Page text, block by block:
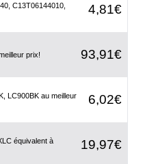
C13T06144010,
4,81€
prix! 93,91€
LC900BK au meilleur
6,02€
équivalent à
19,97€